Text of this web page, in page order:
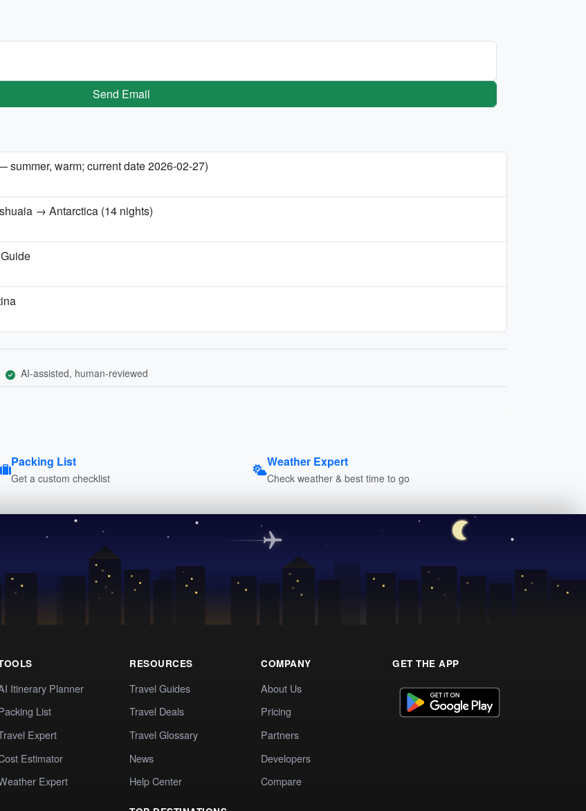
Send Email
warm; current date 2026-02-27)
→ Antarctica (14 nights)
AI-assisted, human-reviewed
Packing List
Get a custom checklist
Weather Expert
Check weather & best time to go
Itinerary Planner
List
Expert
Estimator
Expert
RESOURCES
Travel Guides
Travel Deals
Travel Glossary
News
Help Center
COMPANY
About Us
Pricing
Partners
Developers
Compare
GET THE APP